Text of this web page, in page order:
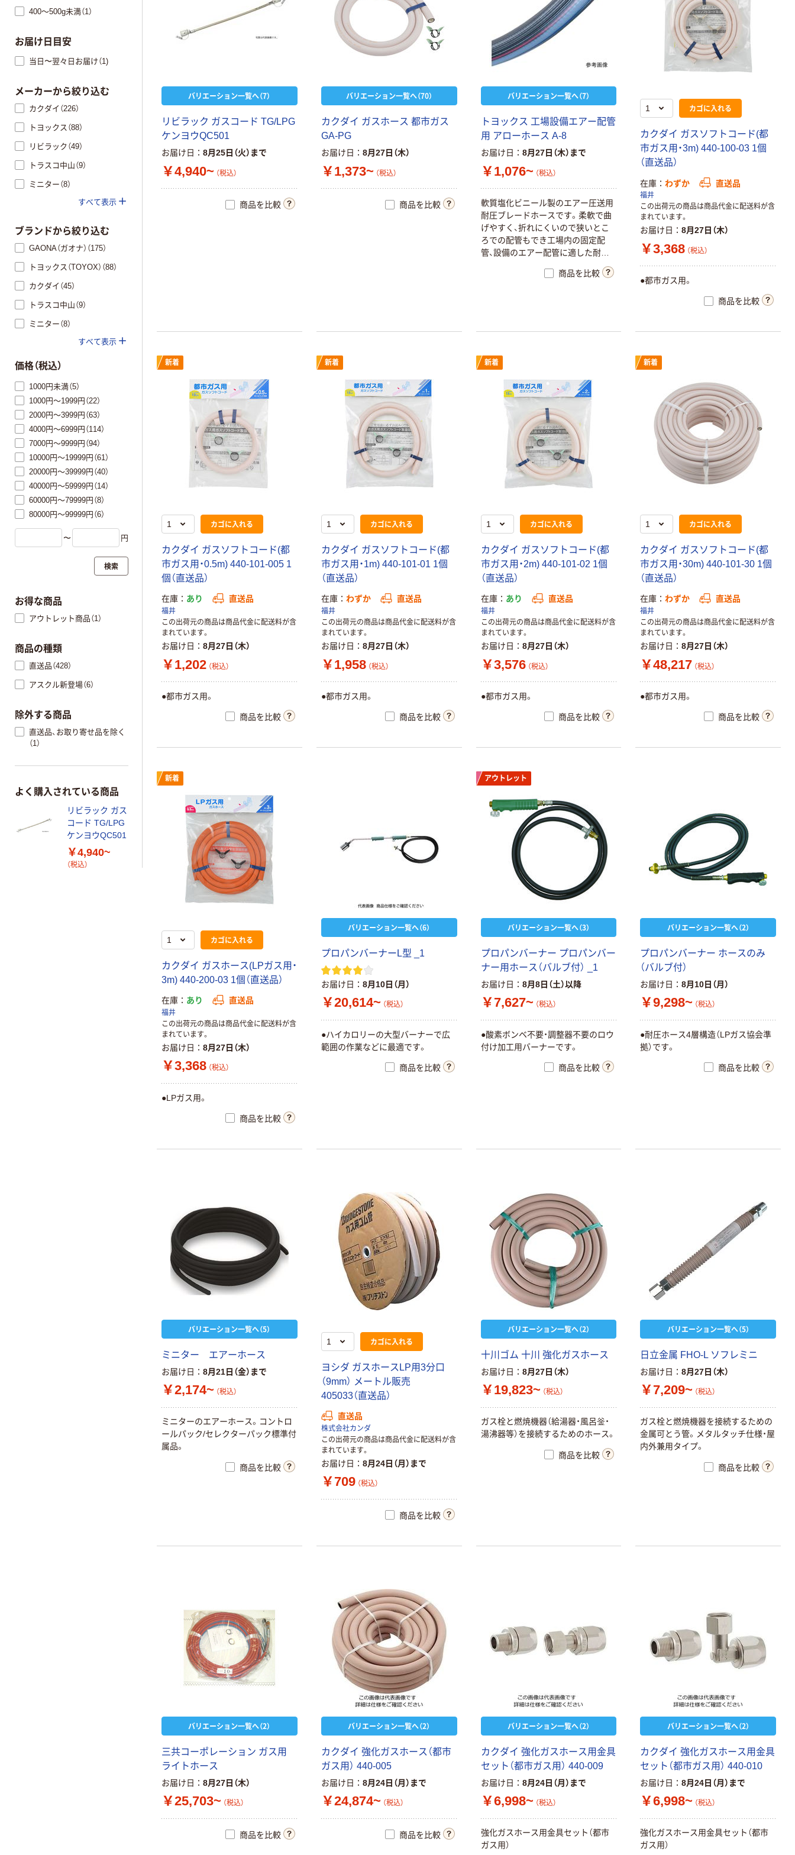
バリエーション一覧へ（7）
リビラック ガスコード TG/LPG
ケンヨウQC501
お届け日 8月25日（火）まで
￥4,940~ （税込）
商品を比較
バリエーション一覧へ（70）
カクダイ ガスホース 都市ガス
GA-PG
お届け日 8月27日（木）
￥1,373~ （税込）
商品を比較
バリエーション一覧へ（7）
トヨックス 工場設備エアー配管
用 アローホース A-8
お届け日 8月27日（木）まで
￥1,076~ （税込）
軟質塩化ビニール製のエアー圧送用
耐圧ブレードホースです。柔軟で曲
げやすく、折れにくいので狭いとこ
ろでの配管もでき工場内の固定配
管、設備のエアー配管に適した耐圧
ブレードホースです。ホース色もブ
ラックとブルーの2色があり、配管の
商品を比較
カゴに入れる
カクダイ ガスソフトコード(都
市ガス用・3m) 440-100-03 1個
（直送品）
在庫 わずか 直送品
福井
この出荷元の商品は商品代金に配送料が含
まれています。
お届け日 8月27日（木）
￥3,368 （税込）
●都市ガス用。
商品を比較
新着
カゴに入れる
カクダイ ガスソフトコード(都
市ガス用・0.5m) 440-101-005 1
個（直送品）
在庫 あり 直送品
福井
この出荷元の商品は商品代金に配送料が含
まれています。
お届け日 8月27日（木）
￥1,202 （税込）
●都市ガス用。
商品を比較
新着
カゴに入れる
カクダイ ガスソフトコード(都
市ガス用・1m) 440-101-01 1個
（直送品）
在庫 わずか 直送品
福井
この出荷元の商品は商品代金に配送料が含
まれています。
お届け日 8月27日（木）
￥1,958 （税込）
●都市ガス用。
商品を比較
新着
カゴに入れる
カクダイ ガスソフトコード(都
市ガス用・2m) 440-101-02 1個
（直送品）
在庫 あり 直送品
福井
この出荷元の商品は商品代金に配送料が含
まれています。
お届け日 8月27日（木）
￥3,576 （税込）
●都市ガス用。
商品を比較
新着
カゴに入れる
カクダイ ガスソフトコード(都
市ガス用・30m) 440-101-30 1個
（直送品）
在庫 わずか 直送品
福井
この出荷元の商品は商品代金に配送料が含
まれています。
お届け日 8月27日（木）
￥48,217 （税込）
●都市ガス用。
商品を比較
新着
カゴに入れる
カクダイ ガスホース(LPガス用・
3m) 440-200-03 1個（直送品）
在庫 あり 直送品
福井
この出荷元の商品は商品代金に配送料が含
まれています。
お届け日 8月27日（木）
￥3,368 （税込）
●LPガス用。
商品を比較
バリエーション一覧へ（6）
プロパンバーナーL型 _1
お届け日 8月10日（月）
￥20,614~ （税込）
●ハイカロリーの大型バーナーで広
範囲の作業などに最適です。
商品を比較
アウトレット
バリエーション一覧へ（3）
プロパンバーナー プロパンバー
ナー用ホース（バルブ付） _1
お届け日 8月8日（土）以降
￥7,627~ （税込）
●酸素ボンベ不要・調整器不要のロウ
付け加工用バーナーです。
商品を比較
バリエーション一覧へ（2）
プロパンバーナー ホースのみ
（バルブ付）
お届け日 8月10日（月）
￥9,298~ （税込）
●耐圧ホース4層構造（LPガス協会準
拠）です。
商品を比較
バリエーション一覧へ（5）
ミニター エアーホース
お届け日 8月21日（金）まで
￥2,174~ （税込）
ミニターのエアーホース。コントロ
ールパック/セレクターパック標準付
属品。
商品を比較
カゴに入れる
ヨシダ ガスホースLP用3分口
（9mm） メートル販売
405033（直送品）
直送品
株式会社カンダ
この出荷元の商品は商品代金に配送料が含
まれています。
お届け日 8月24日（月）まで
￥709 （税込）
商品を比較
バリエーション一覧へ（2）
十川ゴム 十川 強化ガスホース
お届け日 8月27日（木）
￥19,823~ （税込）
ガス栓と燃焼機器（給湯器・風呂釡・
湯沸器等）を接続するためのホース。
商品を比較
バリエーション一覧へ（5）
日立金属 FHO-L ソフレミニ
お届け日 8月27日（木）
￥7,209~ （税込）
ガス栓と燃焼機器を接続するための
金属可とう管。メタルタッチ仕様・屋
内外兼用タイプ。
商品を比較
バリエーション一覧へ（2）
三共コーポレーション ガス用
ライトホース
お届け日 8月27日（木）
￥25,703~ （税込）
商品を比較
バリエーション一覧へ（2）
カクダイ 強化ガスホース（都市
ガス用） 440-005
お届け日 8月24日（月）まで
￥24,874~ （税込）
商品を比較
バリエーション一覧へ（2）
カクダイ 強化ガスホース用金具
セット（都市ガス用） 440-009
お届け日 8月24日（月）まで
￥6,998~ （税込）
強化ガスホース用金具セット（都市
ガス用）
バリエーション一覧へ（2）
カクダイ 強化ガスホース用金具
セット（都市ガス用） 440-010
お届け日 8月24日（月）まで
￥6,998~ （税込）
強化ガスホース用金具セット（都市
ガス用）
400～500g未満（1）
お届け日目安
当日〜翌々日お届け（1)
メーカーから絞り込む
カクダイ（226）
トヨックス（88）
リビラック（49）
トラスコ中山（9）
ミニター（8）
すべて表示
ブランドから絞り込む
GAONA（ガオナ）（175）
トヨックス（TOYOX）（88）
カクダイ（45）
トラスコ中山（9）
ミニター（8）
すべて表示
価格（税込）
1000円未満（5）
1000円～1999円（22）
2000円～3999円（63）
4000円～6999円（114）
7000円～9999円（94）
10000円～19999円（61）
20000円～39999円（40）
40000円～59999円（14）
60000円～79999円（8）
80000円～99999円（6）
〜 円
検索
お得な商品
アウトレット商品（1）
商品の種類
直送品（428）
アスクル新登場（6）
除外する商品
直送品、お取り寄せ品を除く
（1）
よく購入されている商品
リビラック ガス
コード TG/LPG
ケンヨウQC501
￥4,940~
（税込）